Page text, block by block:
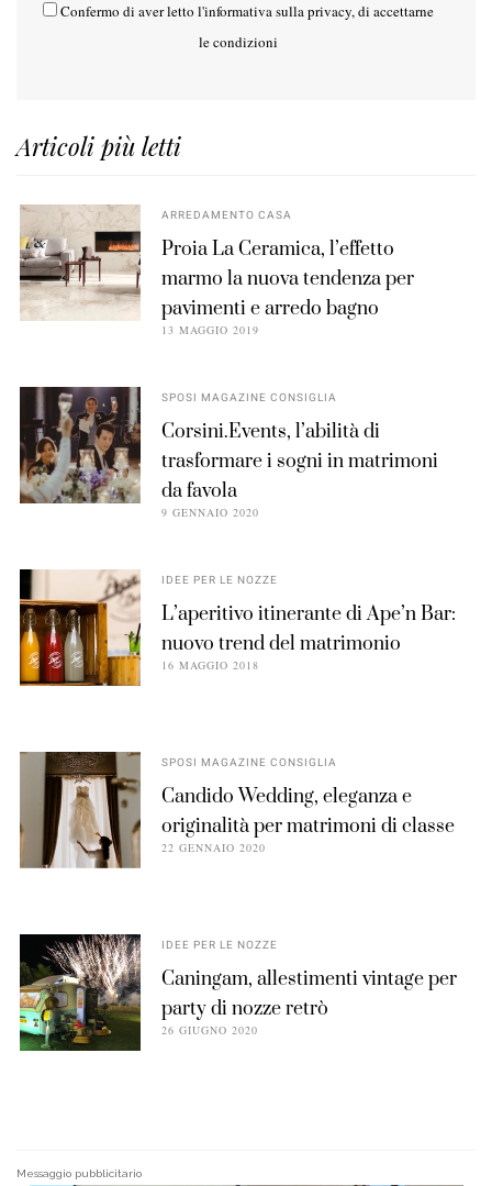
Confermo di aver letto l'informativa sulla privacy, di accettarne
le condizioni
Articoli più letti
ARREDAMENTO CASA
Proia La Ceramica, l’effetto
marmo la nuova tendenza per
pavimenti e arredo bagno
13 MAGGIO 2019
SPOSI MAGAZINE CONSIGLIA
Corsini.Events, l’abilità di
trasformare i sogni in matrimoni
da favola
9 GENNAIO 2020
IDEE PER LE NOZZE
L’aperitivo itinerante di Ape’n Bar:
nuovo trend del matrimonio
16 MAGGIO 2018
SPOSI MAGAZINE CONSIGLIA
Candido Wedding, eleganza e
originalità per matrimoni di classe
22 GENNAIO 2020
IDEE PER LE NOZZE
Caningam, allestimenti vintage per
party di nozze retrò
26 GIUGNO 2020
Messaggio pubblicitario